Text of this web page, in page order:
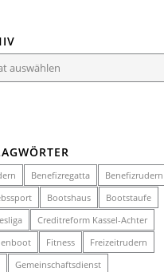
Benefizregatta
Benefizrudern
Bootshaus
Bootstaufe
Creditreform Kassel-Achter
Fitness
Freizeitrudern
Gemeinschaftsdienst